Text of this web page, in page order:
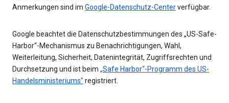
Anmerkungen sind im Google-Datenschutz-Centerverfügbar.
Google beachtet die Datenschutzbestimmungen des „US-Safe-
Harbor“-Mechanismus zu Benachrichtigungen, Wahl,
Weiterleitung, Sicherheit, Datenintegrität, Zugriffsrechten und
Durchsetzung und ist beim „Safe Harbor“-Programm des US-
Handelsministeriums" registriert.